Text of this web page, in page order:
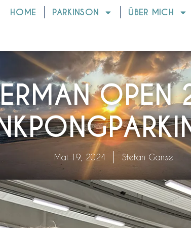
HOME PARKINSON ÜBER MICH
OPEN
Mai 19, 2024 Stefan Ganse